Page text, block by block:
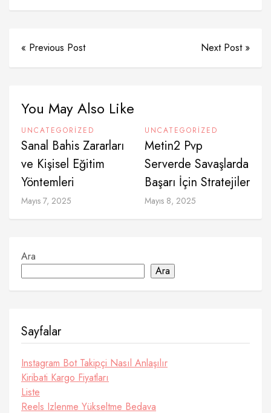
« Previous Post Next Post »
You May Also Like
UNCATEGORIZED
Sanal Bahis Zararları
ve Kişisel Eğitim
Yöntemleri
Mayıs 7, 2025
UNCATEGORIZED
Metin2 Pvp
Serverde Savaşlarda
Başarı İçin Stratejiler
Mayıs 8, 2025
Ara
Ara
Sayfalar
Instagram Bot Takipçi Nasıl Anlaşılır
Kiribati Kargo Fiyatları
Liste
Reels Izlenme Yükseltme Bedava